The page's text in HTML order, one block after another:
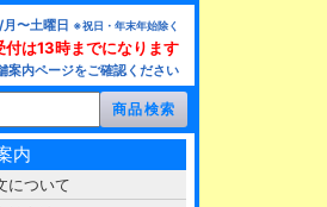
〜土曜日 ※祝日・年末年始除く
付は13時までになります
案内ページをご確認ください
内
について